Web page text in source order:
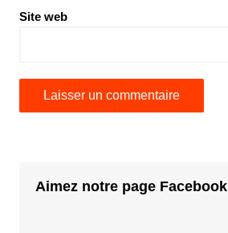
Site web
Aimez notre page Facebook